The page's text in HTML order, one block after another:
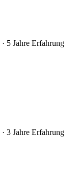
· 5 Jahre Erfahrung
· 3 Jahre Erfahrung